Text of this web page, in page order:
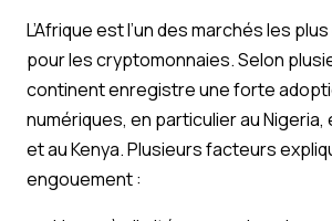
L’Afrique est l’un des marchés les
pour les cryptomonnaies. Selon
continent enregistre une forte
numériques, en particulier au Nigeria,
et au Kenya. Plusieurs facteurs
engouement :